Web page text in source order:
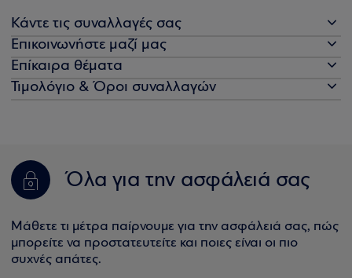
Κάντε τις συναλλαγές σας
Επικοινωνήστε μαζί μας
Επίκαιρα θέματα
Τιμολόγιο & Όροι συναλλαγών
Όλα για την ασφάλειά σας
Μάθετε τι μέτρα παίρνουμε για την ασφάλειά σας, πώς
μπορείτε να προστατευτείτε και ποιες είναι οι πιο
συχνές απάτες.